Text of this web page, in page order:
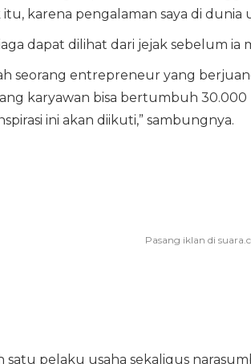
karena pengalaman saya di dunia
dapat dilihat dari jejak sebelum ia
seorang entrepreneur yang
karyawan bisa bertumbuh
ini akan diikuti,” sambungnya.
satu pelaku usaha sekaligus